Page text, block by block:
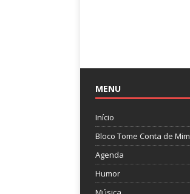
MENU
Início
Bloco Tome Conta de Mim
Agenda
Humor